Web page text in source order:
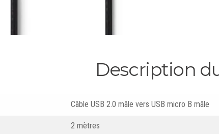
Description
Câble USB 2.0 mâle vers USB micro B mâle
2 mètres